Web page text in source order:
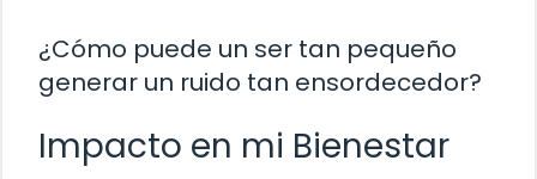
¿Cómo puede un ser tan pequeño
generar un ruido tan ensordecedor?
Impacto en mi Bienestar